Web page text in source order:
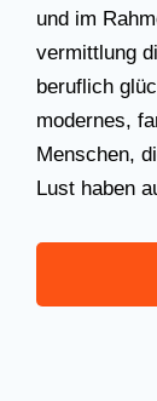
und im
vermittlung
beruflich
modernes,
Menschen,
Lust haben